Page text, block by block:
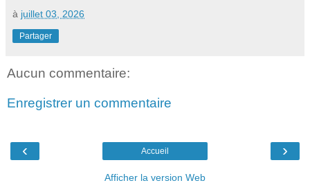
à juillet 03, 2026
Partager
Aucun commentaire:
Enregistrer un commentaire
‹ ›
Accueil
Afficher la version Web